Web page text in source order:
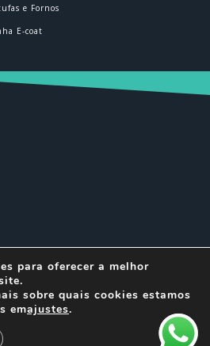
e Fornos
E-coat
reservados.
para oferecer a melhor
sobre quais cookies estamos
emajustes.